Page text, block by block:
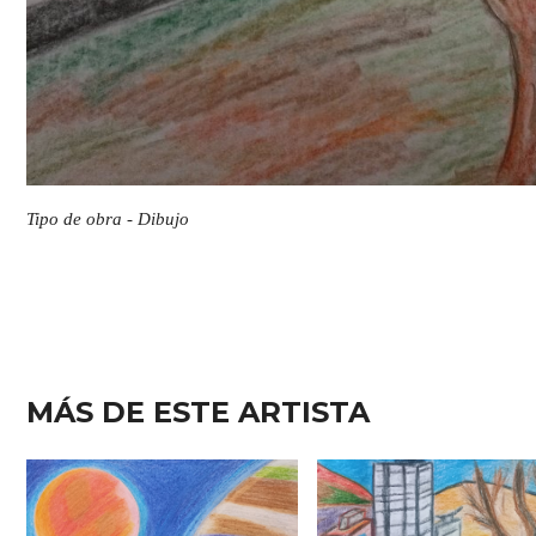
Tipo de obra - Dibujo
MÁS DE ESTE ARTISTA